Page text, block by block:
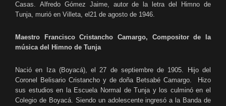
Casas. Alfredo Gómez Jaime, autor de la letra del Himno de
Tunja, murió en Villeta, el21 de agosto de 1946.
Maestro Francisco Cristancho Camargo, Compositor de la
música del Himno de Tunja
Nació en Iza (Boyacá), el 27 de septiembre de 1905. Hijo del
Coronel Belisario Cristancho y de doña Betsabé Camargo. Hizo
sus estudios en la Escuela Normal de Tunja y los culminó en el
Colegio de Boyacá. Siendo un adolescente ingresó a la Banda de